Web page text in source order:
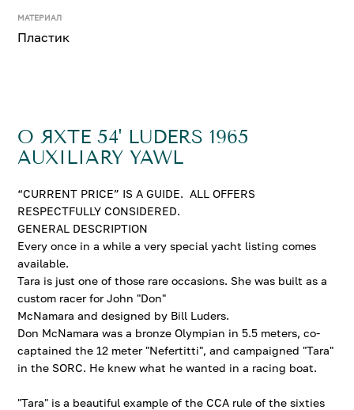
МАТЕРИАЛ
Пластик
О ЯХТЕ 54' LUDERS 1965
AUXILIARY YAWL
“CURRENT PRICE” IS A GUIDE. ALL OFFERS
RESPECTFULLY CONSIDERED.
GENERAL DESCRIPTION
Every once in a while a very special yacht listing comes
available.
Tara is just one of those rare occasions. She was built as a
custom racer for John "Don"
McNamara and designed by Bill Luders.
Don McNamara was a bronze Olympian in 5.5 meters, co-
captained the 12 meter "Nefertitti", and campaigned "Tara"
in the SORC. He knew what he wanted in a racing boat.
"Tara" is a beautiful example of the CCA rule of the sixties